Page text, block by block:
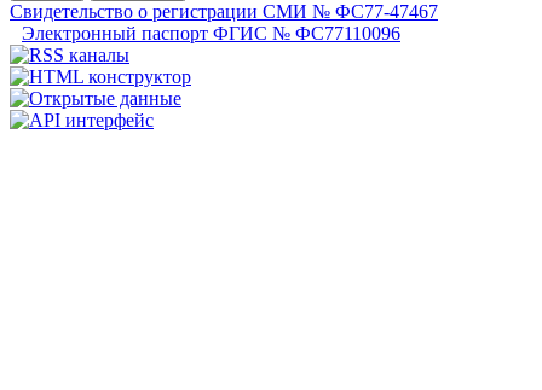
Свидетельство о регистрации СМИ № ФС77-47467
Электронный паспорт ФГИС № ФС77110096